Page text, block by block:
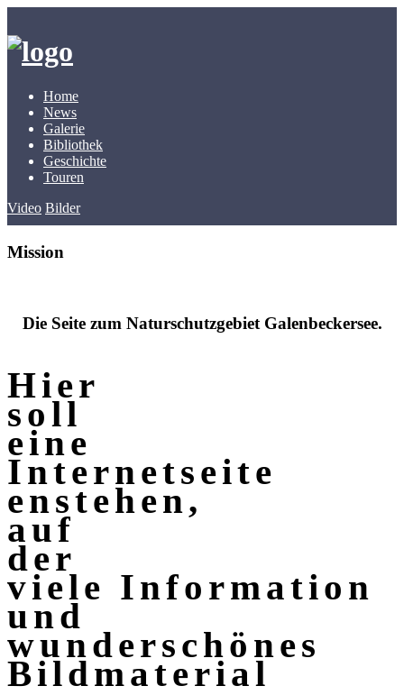
content
Home
News
Galerie
Bibliothek
Geschichte
Touren
Video Bilder
Mission
Die Seite zum Naturschutzgebiet Galenbeckersee.
Hier
soll
eine
Internetseite
enstehen,
auf
der
viele Information
und
wunderschönes
Bildmaterial